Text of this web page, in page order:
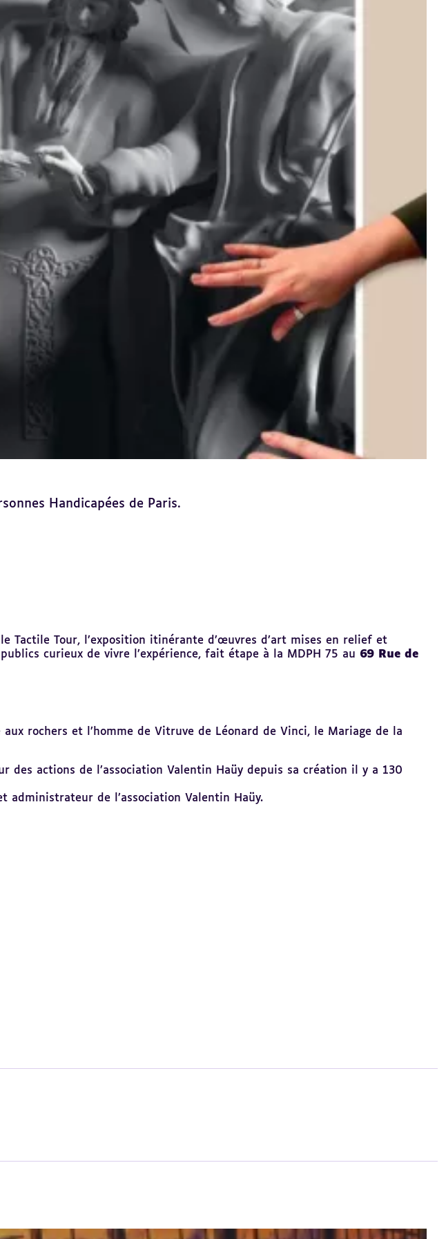
Handicapées de Paris.
Tactile Tour, l’exposition itinérante d’œuvres d’art mises en relief et
curieux de vivre l’expérience, fait étape à la MDPH 75 au 69 Rue de
rochers et l’homme de Vitruve de Léonard de Vinci, le Mariage de la
des actions de l’association Valentin Haüy depuis sa création il y a 130
administrateur de l’association Valentin Haüy.